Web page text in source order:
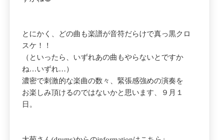
とにかく、どの曲も楽譜が音符だらけで真っ黒クロ
スケ！！
（といったら、いずれあの曲もやらないとですか
ね…いずれ…）
濃密で刺激的な楽曲の数々、緊張感強めの演奏を
お楽しみ頂けるのではないかと思います、９月１
日。